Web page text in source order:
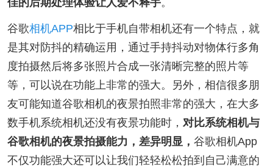
谷歌相机APP相比于手机自带相机还有一个特点，就
是其对防抖的精确运用，通过手持抖动对物体行多角
度拍摄然后将多张照片合成一张清晰完整的照片等
等，可以说在功能上非常的强大。另外，相信很多朋
友可能知道谷歌相机的夜景拍照非常的强大，在大多
数手机系统相机还没有夜景功能时， 对比系统相机与
谷歌相机的夜景拍摄能力，差异明显， 谷歌相机App
不仅功能强大还可以让我们轻轻松松拍到自己满意的